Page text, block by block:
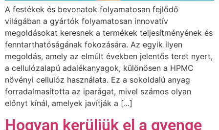
A festékek és bevonatok folyamatosan fejlődő
világában a gyártók folyamatosan innovatív
megoldásokat keresnek a termékek teljesítményének és
fenntarthatóságának fokozására. Az egyik ilyen
megoldás, amely az elmúlt években jelentős teret nyert,
a cellulózalapú adalékanyagok, különösen a HPMC
növényi cellulóz használata. Ez a sokoldalú anyag
forradalmasította az iparágat, mivel számos olyan
előnyt kínál, amelyek javítják a [...]
Hogyan kerüljük el a gyenge